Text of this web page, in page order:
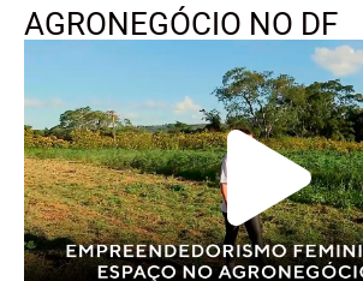
AGRONEGÓCIO NO DF